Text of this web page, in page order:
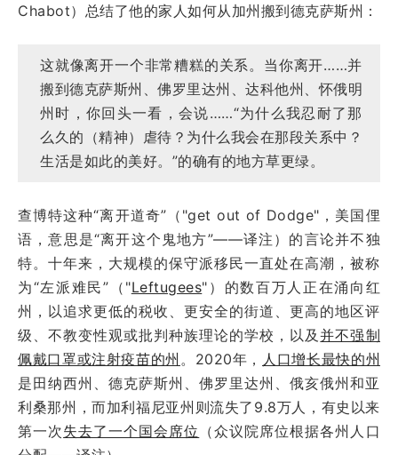
Chabot）总结了他的家人如何从加州搬到德克萨斯州：
这就像离开一个非常糟糕的关系。当你离开……并
搬到德克萨斯州、佛罗里达州、达科他州、怀俄明
州时，你回头一看，会说……“为什么我忍耐了那
么久的（精神）虐待？为什么我会在那段关系中？
生活是如此的美好。”的确有的地方草更绿。
查博特这种“离开道奇”（"get out of Dodge"，美国俚
语，意思是“离开这个鬼地方”——译注）的言论并不独
特。十年来，大规模的保守派移民一直处在高潮，被称
为“左派难民”（"Leftugees"）的数百万人正在涌向红
州，以追求更低的税收、更安全的街道、更高的地区评
级、不教变性观或批判种族理论的学校，以及并不强制
佩戴口罩或注射疫苗的州 。2020年， 人口增长最快的州
是田纳西州、德克萨斯州、佛罗里达州、俄亥俄州和亚
利桑那州，而加利福尼亚州则流失了9.8万人，有史以来
第一次失去了一个国会席位 （众议院席位根据各州人口